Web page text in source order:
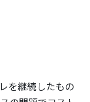
を継続したもの